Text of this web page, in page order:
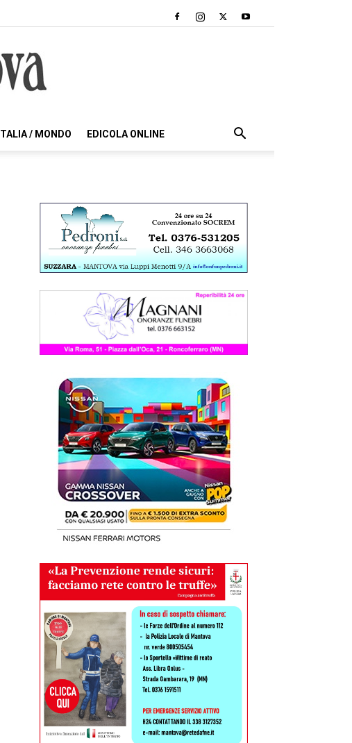
ITALIA / MONDO EDICOLA ONLINE